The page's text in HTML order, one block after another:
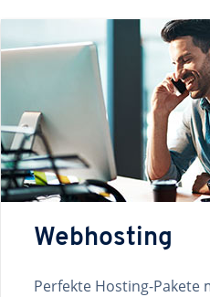
Webhosting
Perfekte Hosting-Pakete